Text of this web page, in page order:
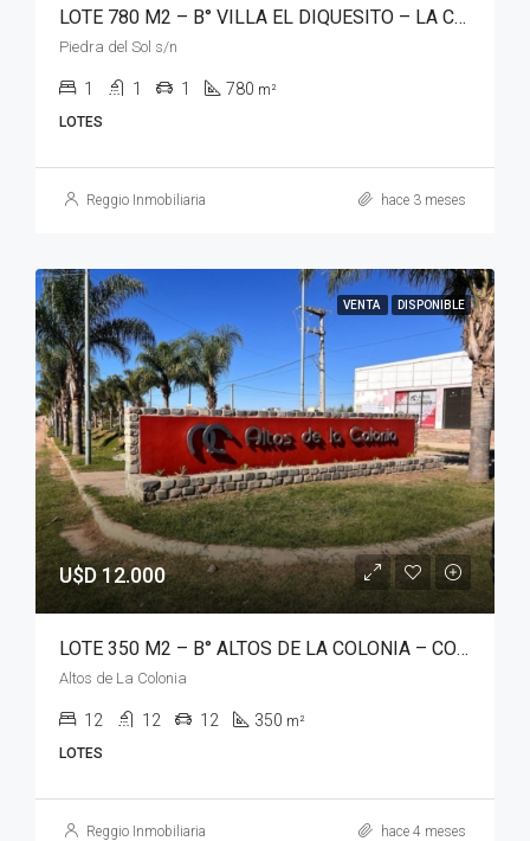
LOTE 780 M2 – B° VILLA EL DIQUESITO – LA CALERA
Piedra del Sol s/n
1 1 1 780 m²
LOTES
Reggio Inmobiliaria hace 3 meses
VENTA DISPONIBLE
U$D 12.000
LOTE 350 M2 – B° ALTOS DE LA COLONIA – COLONIA TIROLESA
Altos de La Colonia
12 12 12 350 m²
LOTES
Reggio Inmobiliaria hace 4 meses